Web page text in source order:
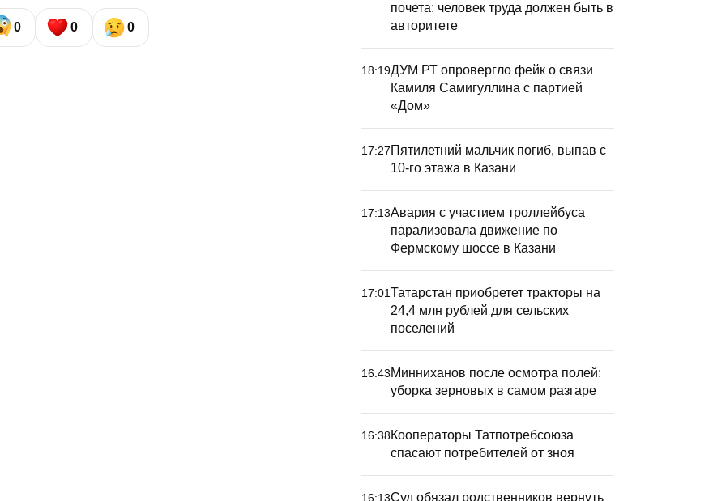
0 0 0
почета: человек труда должен быть в
авторитете
18:19ДУМ РТ опровергло фейк о связи
Камиля Самигуллина с партией
«Дом»
17:27Пятилетний мальчик погиб, выпав с
10-го этажа в Казани
17:13Авария с участием троллейбуса
парализовала движение по
Фермскому шоссе в Казани
17:01Татарстан приобретет тракторы на
24,4 млн рублей для сельских
поселений
16:43Минниханов после осмотра полей:
уборка зерновых в самом разгаре
16:38Кооператоры Татпотребсоюза
спасают потребителей от зноя
16:13Суд обязал родственников вернуть